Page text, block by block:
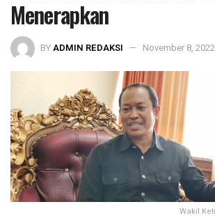
Menerapkan
BYADMIN REDAKSI November 8, 2022
Wakil